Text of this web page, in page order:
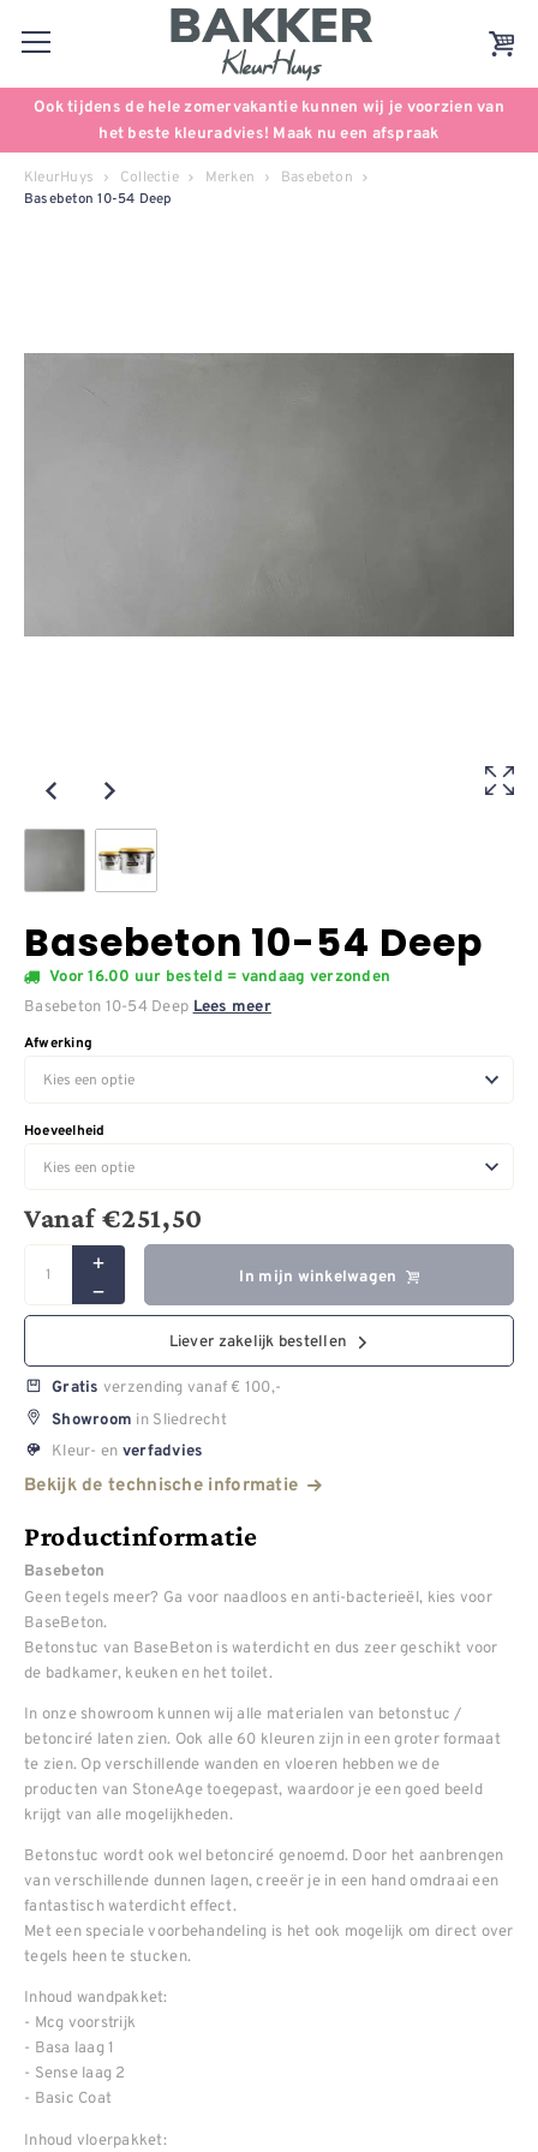
Ook tijdens de hele zomervakantie kunnen wij je voorzien van
het beste kleuradvies! Maak nu een afspraak
KleurHuys Collectie Merken Basebeton
Basebeton 10-54 Deep
Basebeton 10-54 Deep
Voor 16.00 uur besteld = vandaag verzonden
Basebeton 10-54 Deep Lees meer
Afwerking
Hoeveelheid
Vanaf€251,50
In mijn winkelwagen
Liever zakelijk bestellen
Gratis verzending vanaf € 100,-
Showroom in Sliedrecht
Kleur- en verfadvies
Bekijk de technische informatie
Productinformatie
Basebeton
Geen tegels meer? Ga voor naadloos en anti-bacterieël, kies voor
BaseBeton.
Betonstuc van BaseBeton is waterdicht en dus zeer geschikt voor
de badkamer, keuken en het toilet.
In onze showroom kunnen wij alle materialen van betonstuc /
betonciré laten zien. Ook alle 60 kleuren zijn in een groter formaat
te zien. Op verschillende wanden en vloeren hebben we de
producten van StoneAge toegepast, waardoor je een goed beeld
krijgt van alle mogelijkheden.
Betonstuc wordt ook wel betonciré genoemd. Door het aanbrengen
van verschillende dunnen lagen, creeër je in een hand omdraai een
fantastisch waterdicht effect.
Met een speciale voorbehandeling is het ook mogelijk om direct over
tegels heen te stucken.
Inhoud wandpakket:
- Mcg voorstrijk
- Basa laag 1
- Sense laag 2
- Basic Coat
Inhoud vloerpakket: